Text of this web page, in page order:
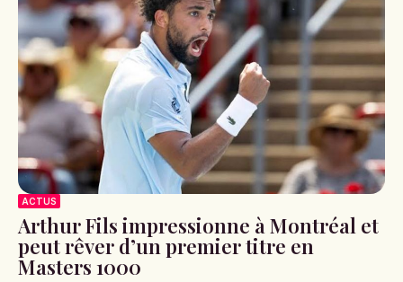
ACTUS
Arthur Fils impressionne à Montréal et
peut rêver d’un premier titre en
Masters 1000